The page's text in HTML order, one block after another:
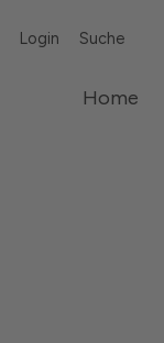
Login Suche
Home